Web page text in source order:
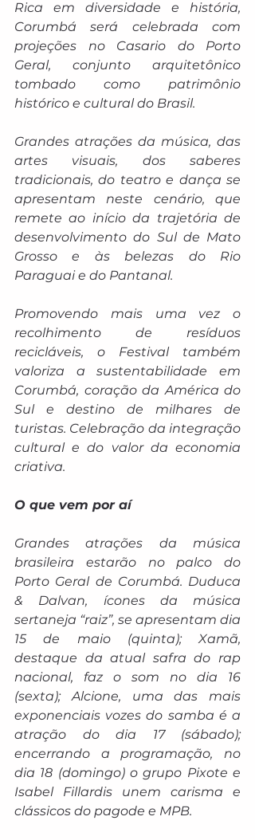
Rica em diversidade e história,
Corumbá será celebrada com
projeções no Casario do Porto
Geral, conjunto arquitetônico
tombado como patrimônio
histórico e cultural do Brasil.
Grandes atrações da música, das
artes visuais, dos saberes
tradicionais, do teatro e dança se
apresentam neste cenário, que
remete ao início da trajetória de
desenvolvimento do Sul de Mato
Grosso e às belezas do Rio
Paraguai e do Pantanal.
Promovendo mais uma vez o
recolhimento de resíduos
recicláveis, o Festival também
valoriza a sustentabilidade em
Corumbá, coração da América do
Sul e destino de milhares de
turistas. Celebração da integração
cultural e do valor da economia
criativa.
O que vem por aí
Grandes atrações da música
brasileira estarão no palco do
Porto Geral de Corumbá. Duduca
& Dalvan, ícones da música
sertaneja “raiz”, se apresentam dia
15 de maio (quinta); Xamã,
destaque da atual safra do rap
nacional, faz o som no dia 16
(sexta); Alcione, uma das mais
exponenciais vozes do samba é a
atração do dia 17 (sábado);
encerrando a programação, no
dia 18 (domingo) o grupo Pixote e
Isabel Fillardis unem carisma e
clássicos do pagode e MPB.